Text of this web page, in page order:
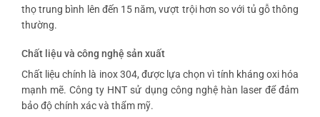
thọ trung bình lên đến 15 năm, vượt trội hơn so với tủ gỗ thông
thường.
Chất liệu và công nghệ sản xuất
Chất liệu chính là inox 304, được lựa chọn vì tính kháng oxi hóa
mạnh mẽ. Công ty HNT sử dụng công nghệ hàn laser để đảm
bảo độ chính xác và thẩm mỹ.